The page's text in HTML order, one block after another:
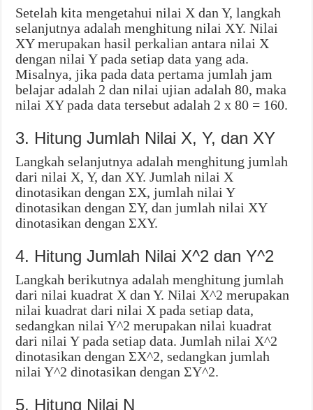
Setelah kita mengetahui nilai X dan Y, langkah
selanjutnya adalah menghitung nilai XY. Nilai
XY merupakan hasil perkalian antara nilai X
dengan nilai Y pada setiap data yang ada.
Misalnya, jika pada data pertama jumlah jam
belajar adalah 2 dan nilai ujian adalah 80, maka
nilai XY pada data tersebut adalah 2 x 80 = 160.
3. Hitung Jumlah Nilai X, Y, dan XY
Langkah selanjutnya adalah menghitung jumlah
dari nilai X, Y, dan XY. Jumlah nilai X
dinotasikan dengan ΣX, jumlah nilai Y
dinotasikan dengan ΣY, dan jumlah nilai XY
dinotasikan dengan ΣXY.
4. Hitung Jumlah Nilai X^2 dan Y^2
Langkah berikutnya adalah menghitung jumlah
dari nilai kuadrat X dan Y. Nilai X^2 merupakan
nilai kuadrat dari nilai X pada setiap data,
sedangkan nilai Y^2 merupakan nilai kuadrat
dari nilai Y pada setiap data. Jumlah nilai X^2
dinotasikan dengan ΣX^2, sedangkan jumlah
nilai Y^2 dinotasikan dengan ΣY^2.
5. Hitung Nilai N